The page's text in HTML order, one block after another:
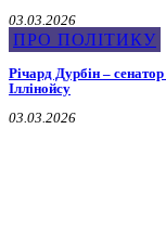
03.03.2026
ПРО ПОЛІТИКУ
Річард Дурбін – сенатор
Іллінойсу
03.03.2026